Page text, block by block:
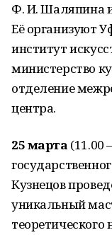
Ф. И. Шаляпина
Её организуют
институт
министерство
отделение
центра.
25 марта (11.00
Кузнецов
уникальный
теоретического